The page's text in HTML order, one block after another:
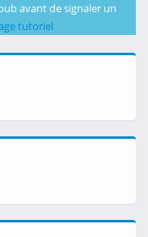
avant de signaler un
tutoriel